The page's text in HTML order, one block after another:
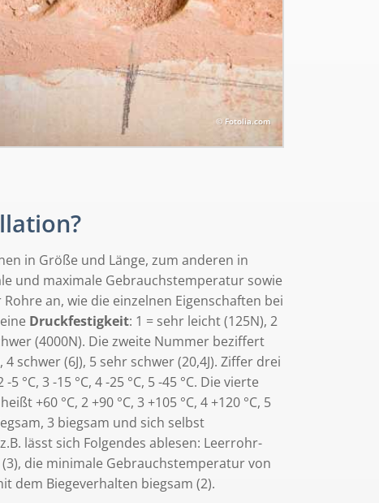
© Fotolia.com
in Größe und Länge, zum anderen in
und maximale Gebrauchstemperatur sowie
an, wie die einzelnen Eigenschaften bei
Druckfestigkeit: 1 = sehr leicht (125N), 2
(4000N). Die zweite Nummer beziffert
schwer (6J), 5 sehr schwer (20,4J). Ziffer drei
5 °C, 3 -15 °C, 4 -25 °C, 5 -45 °C. Die vierte
+60 °C, 2 +90 °C, 3 +105 °C, 4 +120 °C, 5
3 biegsam und sich selbst
lässt sich Folgendes ablesen: Leerrohr-
die minimale Gebrauchstemperatur von
dem Biegeverhalten biegsam (2).